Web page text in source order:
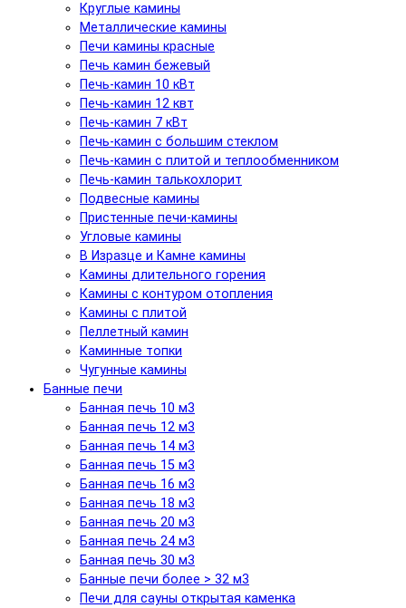
Круглые камины
Металлические камины
Печи камины красные
Печь камин бежевый
Печь-камин 10 кВт
Печь-камин 12 квт
Печь-камин 7 кВт
Печь-камин с большим стеклом
Печь-камин с плитой и теплообменником
Печь-камин талькохлорит
Подвесные камины
Пристенные печи-камины
Угловые камины
В Изразце и Камне камины
Камины длительного горения
Камины с контуром отопления
Камины с плитой
Пеллетный камин
Каминные топки
Чугунные камины
Банные печи
Банная печь 10 м3
Банная печь 12 м3
Банная печь 14 м3
Банная печь 15 м3
Банная печь 16 м3
Банная печь 18 м3
Банная печь 20 м3
Банная печь 24 м3
Банная печь 30 м3
Банные печи более > 32 м3
Печи для сауны открытая каменка